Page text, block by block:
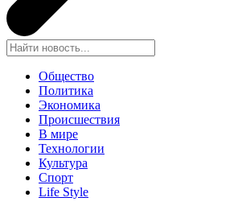
Общество
Политика
Экономика
Происшествия
В мире
Технологии
Культура
Спорт
Life Style